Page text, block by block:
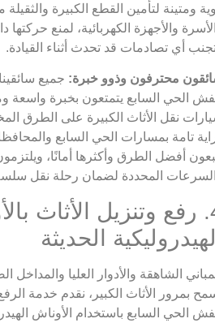
ومتينة لتأمين القطع الكبيرة والثقيلة
والأجهزة الكهربائية، لمنع حركتها
أي تصادمات قد تحدث أثناء القيادة.
محترفون وذوو خبرة: جميع
الحي السابع يتمتعون بخبرة واسعة
نقل الأثاث الكبيرة على الطرق
تامة بمسارات الحي السابع
أفضل الطرق وأكثرها أمانًا،
المحددة لضمان رحلة نقل
4. رفع وتنزيل الأثاث
الحديثة
الشاهقة والأدوار العليا والمداخل
بمرور الأثاث الكبير، نقدم خدمة
الحي السابع باستخدام الأوناش